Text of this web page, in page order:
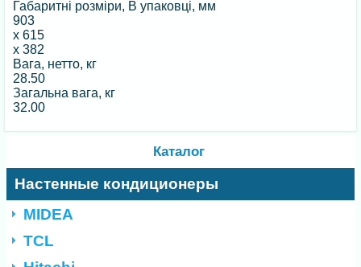
Габаритні розміри, В упаковці, мм
903
x615
x382
Вага, нетто, кг
28.50
Загальна вага, кг
32.00
Каталог
Настенные кондиционеры
MIDEA
TCL